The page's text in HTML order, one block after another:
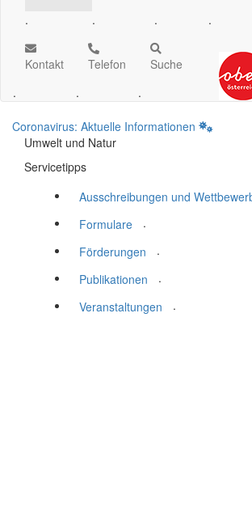
.
.
.
.
Kontakt
.
Telefon
.
Suche
.
Coronavirus: Aktuelle Informationen
Umwelt und Natur
Servicetipps
Ausschreibungen und
Formulare
.
Förderungen
.
Publikationen
.
Veranstaltungen
.